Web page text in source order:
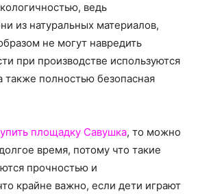
ведь
из натуральных материалов,
не могут навредить
при производстве используются
также полностью безопасная
площадку Савушка, то можно
время, потому что такие
прочностью и
крайне важно, если дети играют